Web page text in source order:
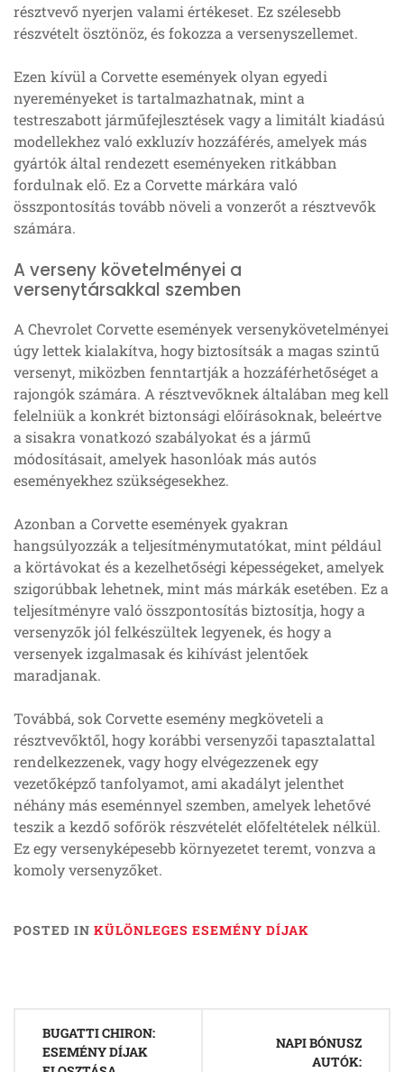
résztvevő nyerjen valami értékeset. Ez szélesebb
részvételt ösztönöz, és fokozza a versenyszellemet.
Ezen kívül a Corvette események olyan egyedi
nyereményeket is tartalmazhatnak, mint a
testreszabott járműfejlesztések vagy a limitált kiadású
modellekhez való exkluzív hozzáférés, amelyek más
gyártók által rendezett eseményeken ritkábban
fordulnak elő. Ez a Corvette márkára való
összpontosítás tovább növeli a vonzerőt a résztvevők
számára.
A verseny követelményei a
versenytársakkal szemben
A Chevrolet Corvette események versenykövetelményei
úgy lettek kialakítva, hogy biztosítsák a magas szintű
versenyt, miközben fenntartják a hozzáférhetőséget a
rajongók számára. A résztvevőknek általában meg kell
felelniük a konkrét biztonsági előírásoknak, beleértve
a sisakra vonatkozó szabályokat és a jármű
módosításait, amelyek hasonlóak más autós
eseményekhez szükségesekhez.
Azonban a Corvette események gyakran
hangsúlyozzák a teljesítménymutatókat, mint például
a körtávokat és a kezelhetőségi képességeket, amelyek
szigorúbbak lehetnek, mint más márkák esetében. Ez a
teljesítményre való összpontosítás biztosítja, hogy a
versenyzők jól felkészültek legyenek, és hogy a
versenyek izgalmasak és kihívást jelentőek
maradjanak.
Továbbá, sok Corvette esemény megköveteli a
résztvevőktől, hogy korábbi versenyzői tapasztalattal
rendelkezzenek, vagy hogy elvégezzenek egy
vezetőképző tanfolyamot, ami akadályt jelenthet
néhány más eseménnyel szemben, amelyek lehetővé
teszik a kezdő sofőrök részvételét előfeltételek nélkül.
Ez egy versenyképesebb környezetet teremt, vonzva a
komoly versenyzőket.
POSTED IN KÜLÖNLEGES ESEMÉNY DÍJAK
navigation
BUGATTI CHIRON:
ESEMÉNY DÍJAK
NAPI BÓNUSZ
AUTÓK: